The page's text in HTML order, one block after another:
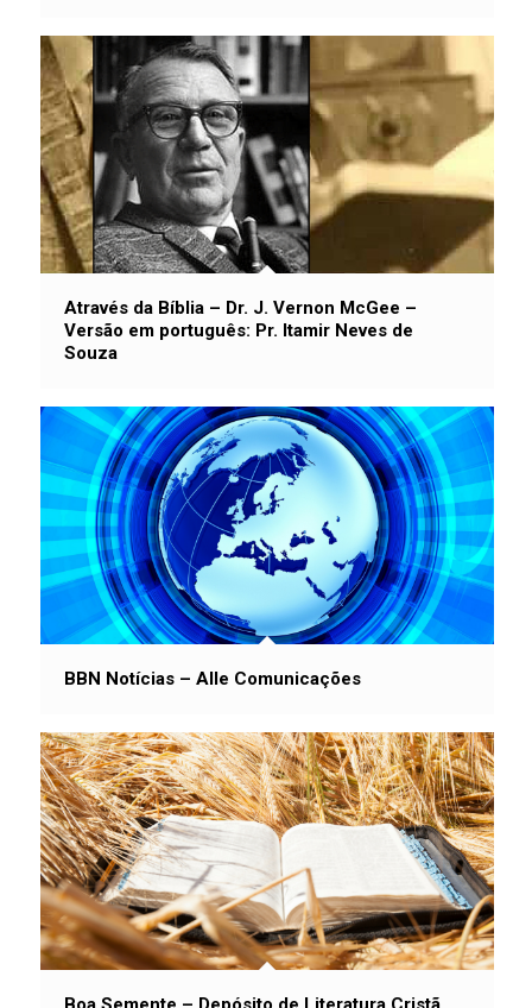
Através da Bíblia – Dr. J. Vernon McGee –
Versão em português: Pr. Itamir Neves de
Souza
BBN Notícias – Alle Comunicações